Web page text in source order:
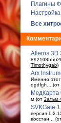
Плагины
Все
Alteros 3D
Timothygab)
Arx
Именно
dgdfgh... (от
МедКарта
м (от 2атьм
SVKGate
версия
восстан...